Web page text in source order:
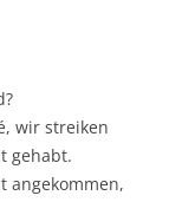
wir streiken
gehabt.
angekommen,